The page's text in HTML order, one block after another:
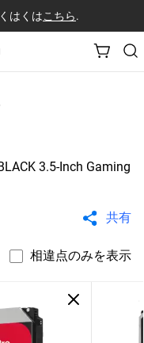
はくはこちら.
3.5-Inch Gaming
共有
相違点のみを表示